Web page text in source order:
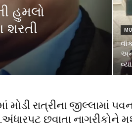
હુમલો
શરતી
અને
મોડી રાત્રીના જીલ્લામાં
છવાતા નાગરીકોને